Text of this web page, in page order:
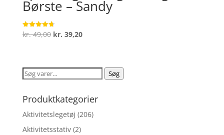
Børste – Sandy
Vurderet
4.7
kr.49,00 Den
var:
kr. 49,00.
kr. 39,20Den
er:
kr. 39,20.
Søg
Søg
Produktkategorier
Aktivitetslegetøj (206)
Aktivitetsstativ (2)